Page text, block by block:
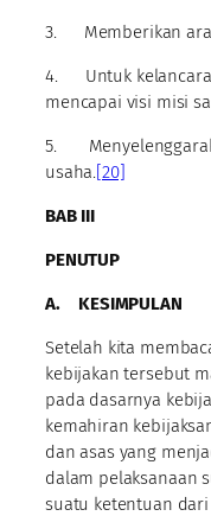
3. Memberikan
4. Untuk
mencapai visi misi
5.
usaha.[20]
BAB III
PENUTUP
A. KESIMPULAN
Setelah kita
kebijakan tersebut
pada dasarnya
kemahiran
dan asas yang
dalam pelaksanaan
suatu ketentuan